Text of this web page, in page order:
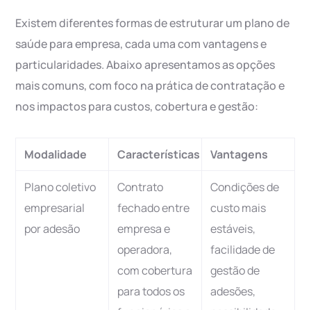
Existem diferentes formas de estruturar um plano de
saúde para empresa, cada uma com vantagens e
particularidades. Abaixo apresentamos as opções
mais comuns, com foco na prática de contratação e
nos impactos para custos, cobertura e gestão:
Modalidade Características Vantagens
Plano coletivo
empresarial
por adesão
Contrato
fechado entre
empresa e
operadora,
com cobertura
para todos os
Condições de
custo mais
estáveis,
facilidade de
gestão de
adesões,